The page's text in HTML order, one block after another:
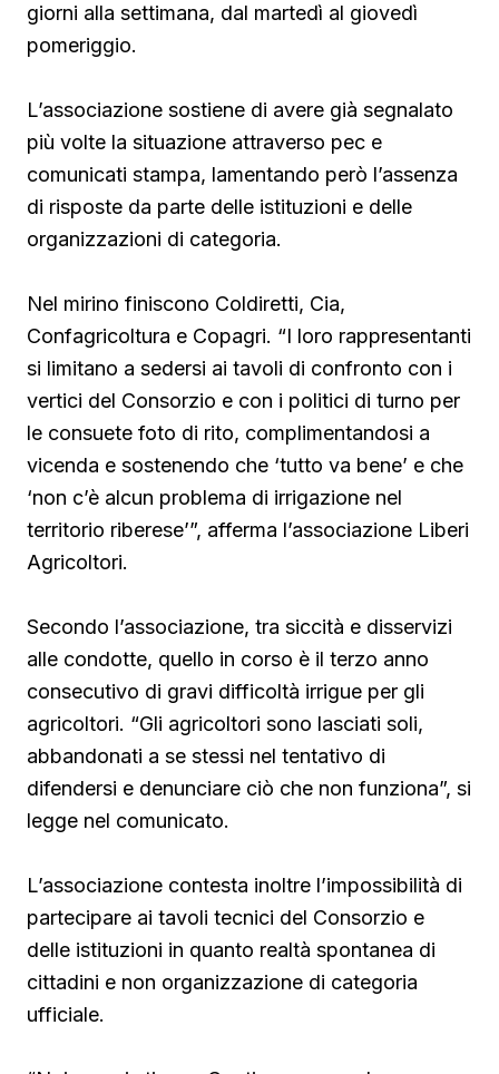
giorni alla settimana, dal martedì al giovedì
pomeriggio.
L’associazione sostiene di avere già segnalato
più volte la situazione attraverso pec e
comunicati stampa, lamentando però l’assenza
di risposte da parte delle istituzioni e delle
organizzazioni di categoria.
Nel mirino finiscono Coldiretti, Cia,
Confagricoltura e Copagri. “I loro rappresentanti
si limitano a sedersi ai tavoli di confronto con i
vertici del Consorzio e con i politici di turno per
le consuete foto di rito, complimentandosi a
vicenda e sostenendo che ‘tutto va bene’ e che
‘non c’è alcun problema di irrigazione nel
territorio riberese’”, afferma l’associazione Liberi
Agricoltori.
Secondo l’associazione, tra siccità e disservizi
alle condotte, quello in corso è il terzo anno
consecutivo di gravi difficoltà irrigue per gli
agricoltori. “Gli agricoltori sono lasciati soli,
abbandonati a se stessi nel tentativo di
difendersi e denunciare ciò che non funziona”, si
legge nel comunicato.
L’associazione contesta inoltre l’impossibilità di
partecipare ai tavoli tecnici del Consorzio e
delle istituzioni in quanto realtà spontanea di
cittadini e non organizzazione di categoria
ufficiale.